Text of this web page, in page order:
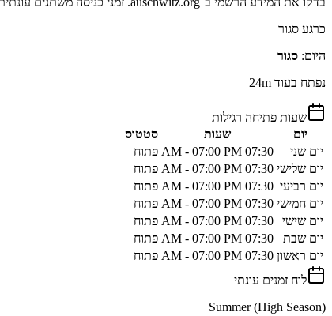
כרגע סגור
היום: סגור
נפתח בעוד 24m
שעות פתיחה רגילות
יום
שעות
סטטוס
יום שני
07:30 AM - 07:00 PM
פתוח
יום שלישי 07:30 AM - 07:00 PM
פתוח
יום רביעי 07:30 AM - 07:00 PM
פתוח
יום חמישי 07:30 AM - 07:00 PM
פתוח
יום שישי
07:30 AM - 07:00 PM
פתוח
יום שבת
07:30 AM - 07:00 PM
פתוח
יום ראשון 07:30 AM - 07:00 PM
פתוח
לוח זמנים עונתי
Summer (High Season)